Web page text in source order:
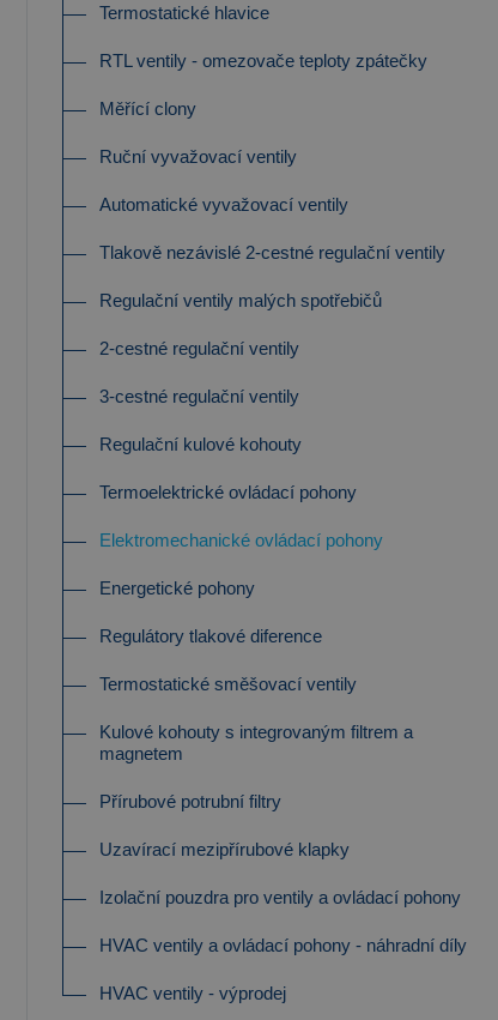
Termostatické hlavice
RTL ventily - omezovače teploty zpátečky
Měřící clony
Ruční vyvažovací ventily
Automatické vyvažovací ventily
Tlakově nezávislé 2-cestné regulační ventily
Regulační ventily malých spotřebičů
2-cestné regulační ventily
3-cestné regulační ventily
Regulační kulové kohouty
Termoelektrické ovládací pohony
Elektromechanické ovládací pohony
Energetické pohony
Regulátory tlakové diference
Termostatické směšovací ventily
Kulové kohouty s integrovaným filtrem a
magnetem
Přírubové potrubní filtry
Uzavírací mezipřírubové klapky
Izolační pouzdra pro ventily a ovládací pohony
HVAC ventily a ovládací pohony - náhradní díly
HVAC ventily - výprodej